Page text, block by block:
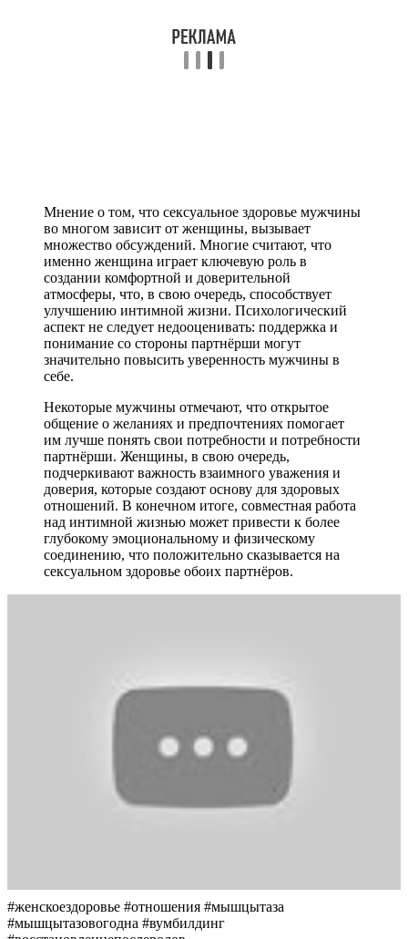
Мнение о том, что сексуальное здоровье мужчины
во многом зависит от женщины, вызывает
множество обсуждений. Многие считают, что
именно женщина играет ключевую роль в
создании комфортной и доверительной
атмосферы, что, в свою очередь, способствует
улучшению интимной жизни. Психологический
аспект не следует недооценивать: поддержка и
понимание со стороны партнёрши могут
значительно повысить уверенность мужчины в
себе.
Некоторые мужчины отмечают, что открытое
общение о желаниях и предпочтениях помогает
им лучше понять свои потребности и потребности
партнёрши. Женщины, в свою очередь,
подчеркивают важность взаимного уважения и
доверия, которые создают основу для здоровых
отношений. В конечном итоге, совместная работа
над интимной жизнью может привести к более
глубокому эмоциональному и физическому
соединению, что положительно сказывается на
сексуальном здоровье обоих партнёров.
#женскоездоровье #отношения #мышцытаза
#мышцытазовогодна #вумбилдинг